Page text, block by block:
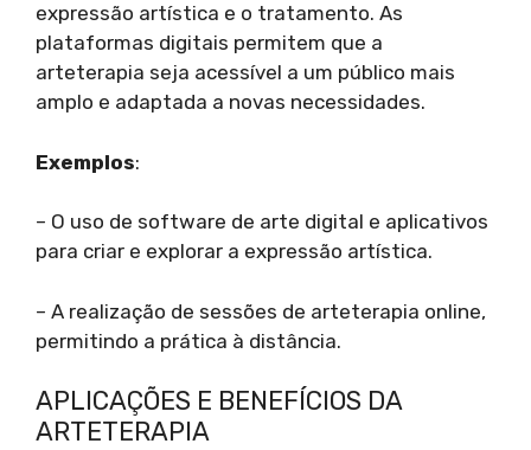
expressão artística e o tratamento. As
plataformas digitais permitem que a
arteterapia seja acessível a um público mais
amplo e adaptada a novas necessidades.
Exemplos:
– O uso de software de arte digital e aplicativos
para criar e explorar a expressão artística.
– A realização de sessões de arteterapia online,
permitindo a prática à distância.
APLICAÇÕES E BENEFÍCIOS DA
ARTETERAPIA